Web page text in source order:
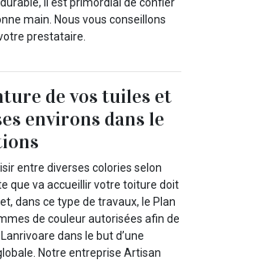
main. Nous vous conseillons
prestataire.
de vos tuiles et
environs dans le
entre diverses colories selon
que va accueillir votre toiture doit
dans ce type de travaux, le Plan
de couleur autorisées afin de
dans le but d’une
Notre entreprise Artisan